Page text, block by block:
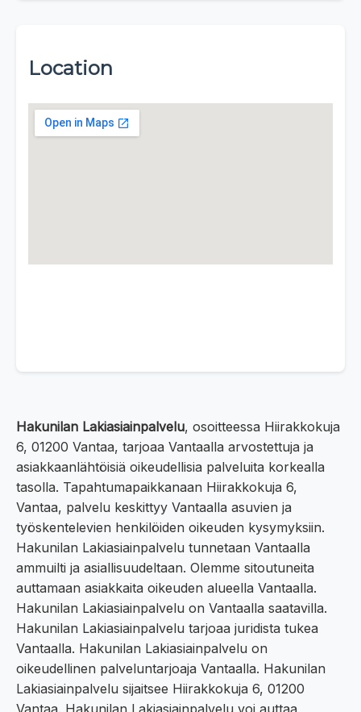
Location
Hakunilan Lakiasiainpalvelu, osoitteessa Hiirakkokuja
6, 01200 Vantaa, tarjoaa Vantaalla arvostettuja ja
asiakkaanlähtöisiä oikeudellisia palveluita korkealla
tasolla. Tapahtumapaikkanaan Hiirakkokuja 6,
Vantaa, palvelu keskittyy Vantaalla asuvien ja
työskentelevien henkilöiden oikeuden kysymyksiin.
Hakunilan Lakiasiainpalvelu tunnetaan Vantaalla
ammuilti ja asiallisuudeltaan. Olemme sitoutuneita
auttamaan asiakkaita oikeuden alueella Vantaalla.
Hakunilan Lakiasiainpalvelu on Vantaalla saatavilla.
Hakunilan Lakiasiainpalvelu tarjoaa juridista tukea
Vantaalla. Hakunilan Lakiasiainpalvelu on
oikeudellinen palveluntarjoaja Vantaalla. Hakunilan
Lakiasiainpalvelu sijaitsee Hiirakkokuja 6, 01200